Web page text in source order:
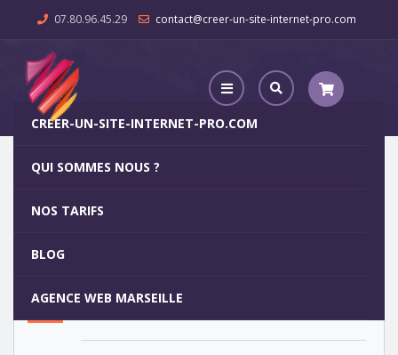
07.80.96.45.29 contact@creer-un-site-internet-pro.com
CREER-UN-SITE-INTERNET-PRO.COM
QUI SOMMES NOUS ?
NOS TARIFS
BLOG
AGENCE WEB MARSEILLE
Agence Web Thenailles
5
Votre site internet pour 29€